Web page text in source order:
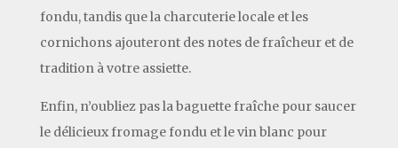
fondu, tandis que la charcuterie locale et les
cornichons ajouteront des notes de fraîcheur et de
tradition à votre assiette.
Enfin, n’oubliez pas la baguette fraîche pour saucer
le délicieux fromage fondu et le vin blanc pour